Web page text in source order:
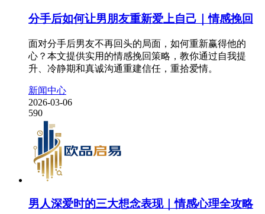
分手后如何让男朋友重新爱上自己｜情感挽回
面对分手后男友不再回头的局面，如何重新赢得他的
心？本文提供实用的情感挽回策略，教你通过自我提
升、冷静期和真诚沟通重建信任，重拾爱情。
新闻中心
2026-03-06
590
男人深爱时的三大想念表现｜情感心理全攻略